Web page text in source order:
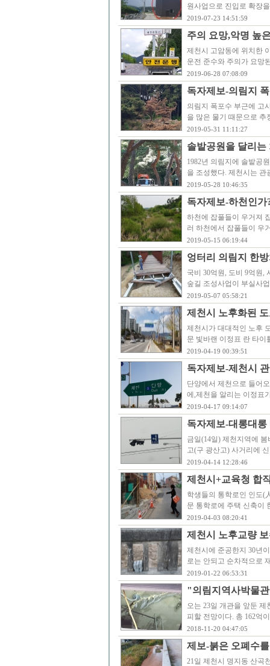
원사업으로 진입로 확장
2019-07-23 14:51:59
주의 요망,악명 높
제천시 고암동에 위치한
운전 준수와 주의가 요망
2019-06-28 07:08:09
독자제보-의림지
의림지 폭포수 부근에 고
을 많은 물기 때문으로
2019-05-31 11:11:27
솔밭공원을 달리
1982년 의림지에 솔밭공
을 조성했다. 제천시는
2019-05-28 10:46:35
독자제보-하천인
하천에 잡풀들이 우거져
러 하천에서 잡풀들이 우
2019-05-15 06:19:44
엉터리 의림지 한
국비 30억원, 도비 9억원,
숲길 조성사업이 부실사
2019-05-07 05:58:21
제천시 노후화된
제천시가 대대적인 노후
문 빛바랜 이정표 란 타
2019-04-19 00:39:51
독자제보-제천시
단양에서 제천으로 들어
에,제천을 알리는 이정표
2019-04-17 09:14:07
독자제보-대롱대
금일(14일) 제천지역에
고(구 광산고) 사거리에
2019-04-14 12:28:46
제천시+교육청 합
학생들의 통학로인 인도(
문 통학로에 주택 신축이
2019-04-03 08:20:41
제천시 노후교량
제천시에 준공한지 30년
로는 안되고 순차적으로
2019-01-22 06:53:31
"의림지역사박물
오는 23일 개관을 앞둔
피할 전망이다. 총 162억
2018-11-20 04:47:05
제보-붉은 오폐수
21일 제천시 명지동 산곡